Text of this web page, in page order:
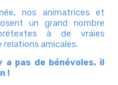
nos animatrices et
un grand nombre
à de vraies
relations amicales.
a pas de bénévoles, il
!